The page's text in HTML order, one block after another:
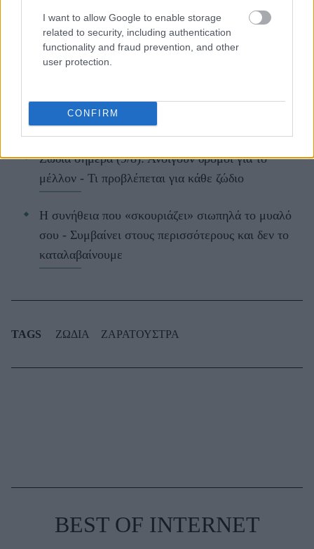
I want to allow Google to enable storage
related to security, including authentication
functionality and fraud prevention, and other
user protection.
CONFIRM
ΔΙΑΒΑΖΟΝΤΑΙ ΤΩΡΑ
μαντηλάκια; Οι λόγοι που πρέπει να σταματήσεις
Ζώδια σήμερα (9/8): Ανοίγουν δρόμοι για το
μέλλον - Τι προβλέπεται για κάθε ζώδιο
Η συνήθεια που «σκουριάζει» σιωπηλά το μυαλό
σου - Συμβαίνει στους περισσότερους και δεν το
καταλαβαίνουμε
TAGS ΖΩΔΙΑ ΖΑΡΑΤΟΥΣΤΡΑ
BEST OF INTERNET